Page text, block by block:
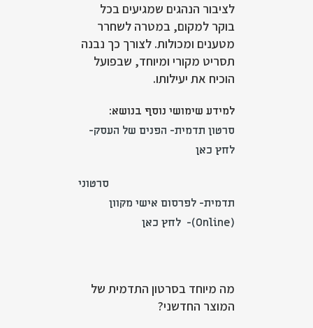
לציבור הנהגים שמגיעים בכל
בוקר למקום, במטרה לשחרר
מטענים ומכולות. לצורך כך נבנה
תסריט מקורי ומיוחד, שבפועל
הוכיח את יעילותו.
למידע שימושי נוסף בנושא:
סרטון תדמית- הפנים של העסק-
לחץ כאן
סרטוני
תדמית- לפרסום אישי מקוון
(Online)- לחץ כאן
מה מיוחד בסרטון התדמית של
המוצר החדשני?